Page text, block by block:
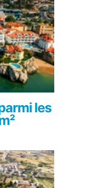
les